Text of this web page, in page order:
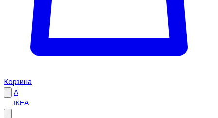
Корзина
A
IKEA